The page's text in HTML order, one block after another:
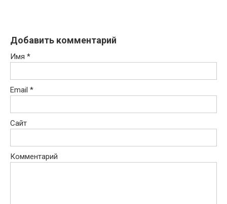
Добавить комментарий
Имя *
Email *
Сайт
Комментарий